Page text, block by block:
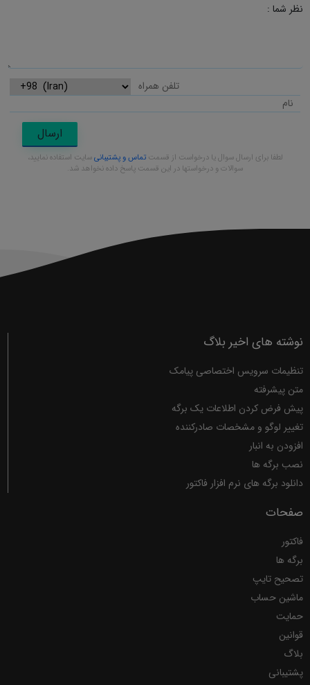
نظر شما :
ارسال
لطفا برای ارسال سوال یا درخواست از قسمتتماس و پشتیبانیسایت استفاده نمایید،
سوالات و درخواستها در این قسمت پاسخ داده نخواهد شد.
نوشته های اخیر بلاگ
تنظیمات سرویس اختصاصی پیامک
متن پیشرفته
پیش فرض کردن اطلاعات یک برگه
تغییر لوگو و مشخصات صادرکننده
افزودن به انبار
نصب برگه ها
دانلود برگه های نرم افزار فاکتور
صفحات
فاکتور
برگه ها
تصحیح تایپ
ماشین حساب
حمایت
قوانین
بلاگ
پشتیبانی